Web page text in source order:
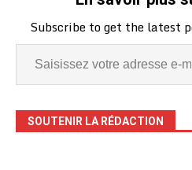
Subscribe to get the latest
SOUTENIR LA RÉDACTION